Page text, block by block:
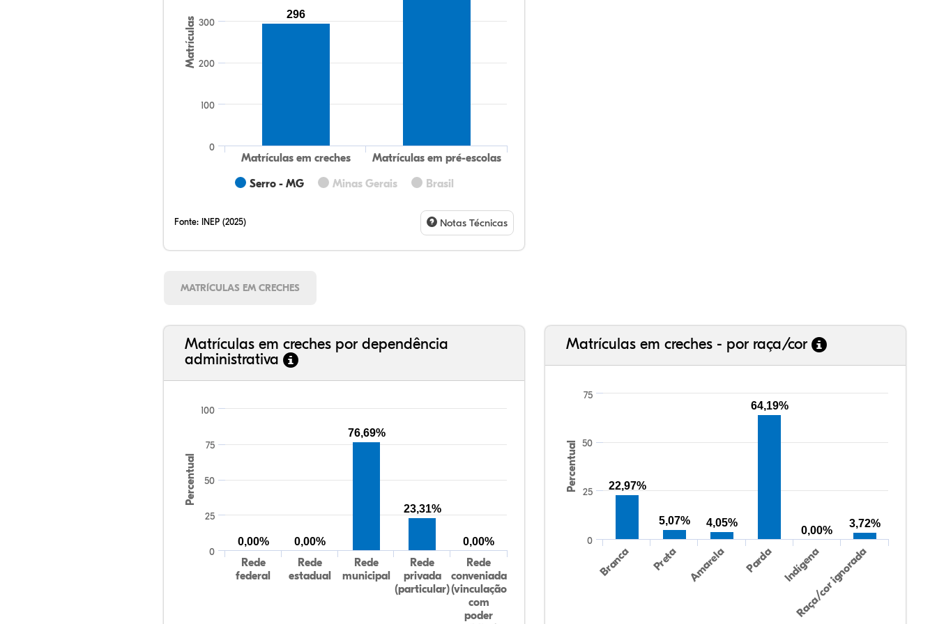
Matrículas
Serro - MG Minas Gerais Brasil
Matrículas em creches Matrículas em pré-escolas
0
100
200
300
296
Fonte: INEP (2025) Notas Técnicas
MATRÍCULAS EM CRECHES
Matrículas em creches por dependência
administrativa
Percentual
Rede
federal
Rede
estadual
Rede
municipal
Rede
privada
(particular)
Rede
conveniada
(vinculação
com
poder
0
100
25
50
75
0,00% 0,00%
76,69%
23,31%
0,00%
Matrículas em creches - por raça/cor
Percentual
Branca Preta Amarela Parda Indígena
Raça/cor ignorada
0
25
50
75
22,97%
5,07% 4,05%
64,19%
0,00%
3,72%